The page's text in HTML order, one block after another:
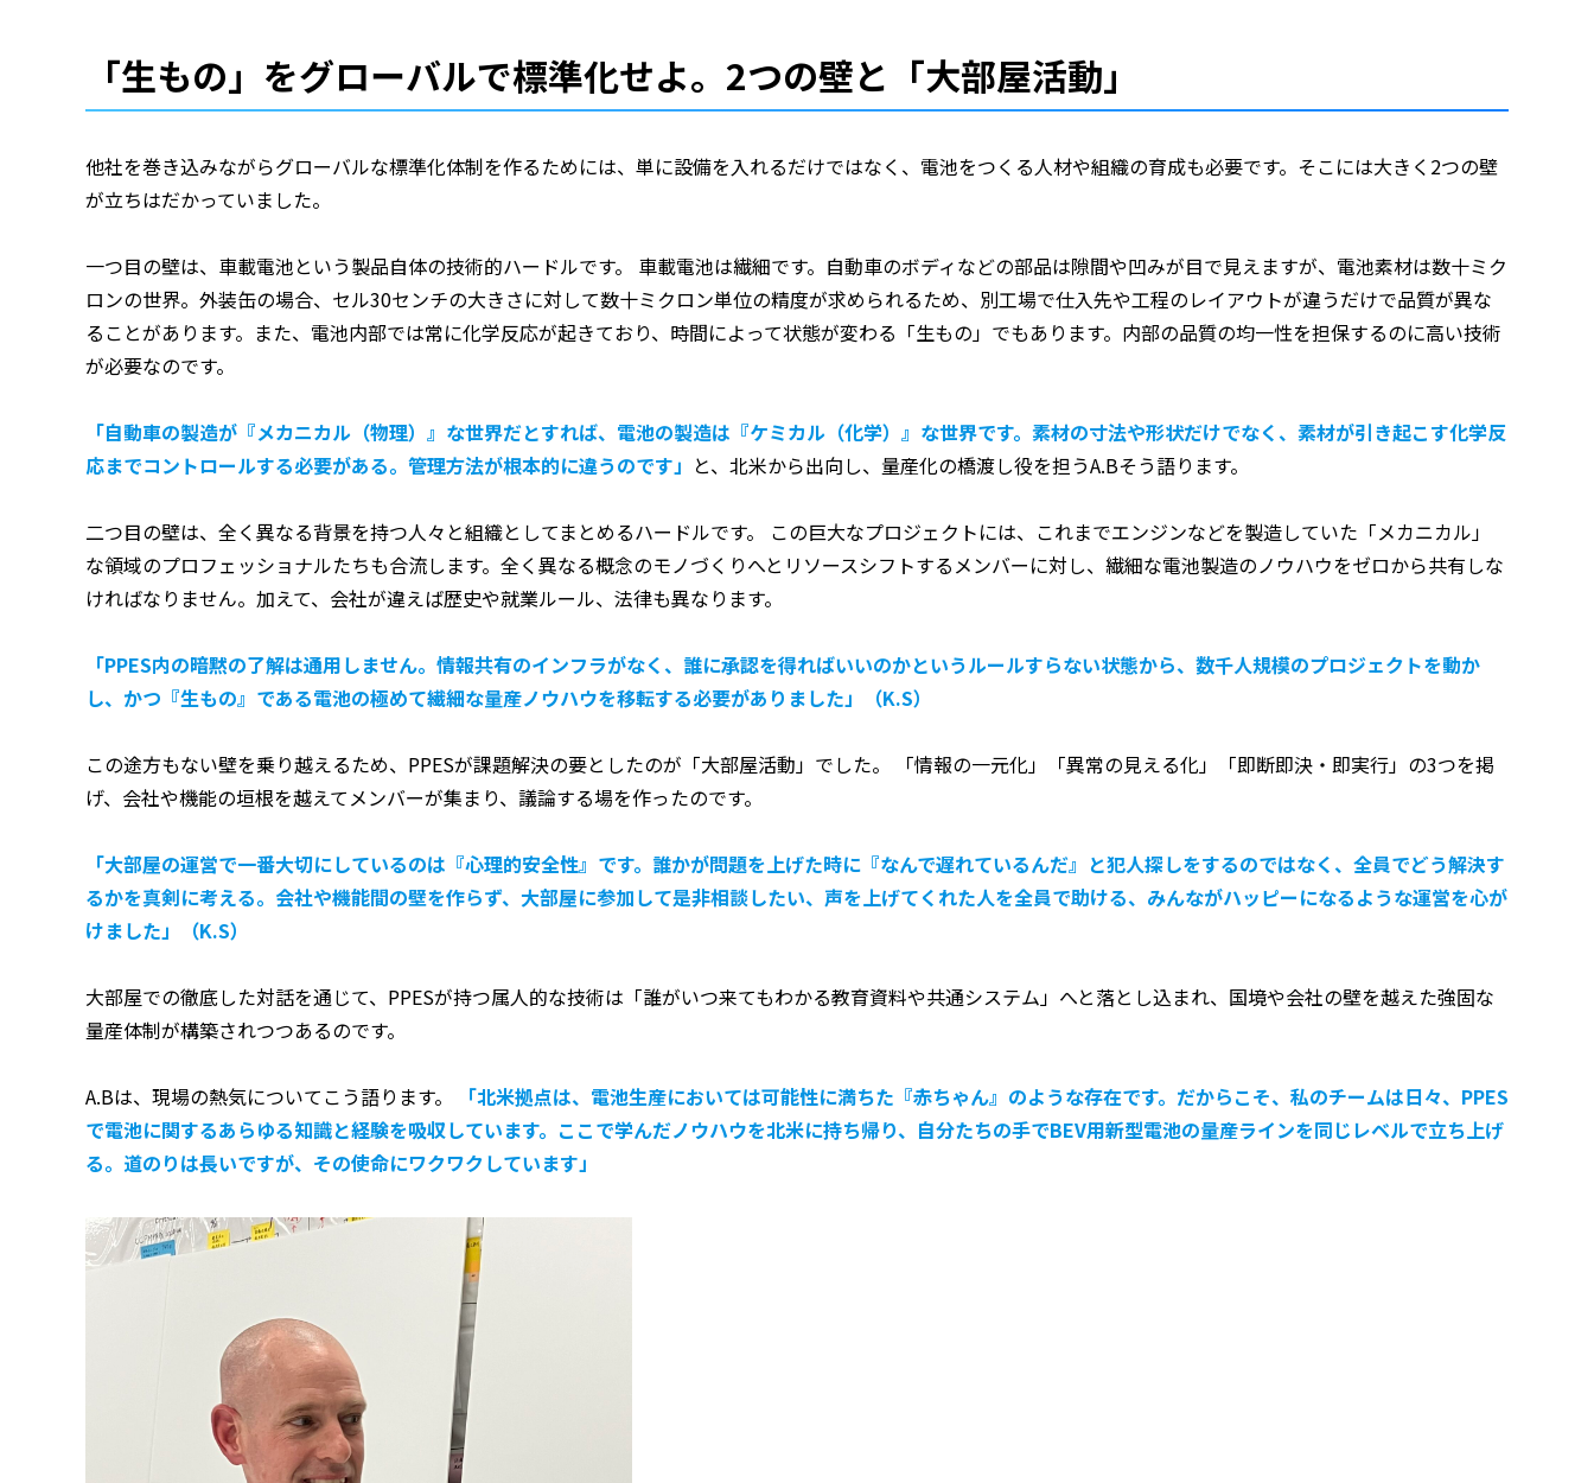
「生もの」をグローバルで標準化せよ。2つの壁と「大部屋活動」
他社を巻き込みながらグローバルな標準化体制を作るためには、単に設備を入れるだけではなく、電池をつくる人材や組織の育成も必要です。そこには大きく2つの壁
が立ちはだかっていました。
一つ目の壁は、車載電池という製品自体の技術的ハードルです。 車載電池は繊細です。自動車のボディなどの部品は隙間や凹みが目で見えますが、電池素材は数十ミク
ロンの世界。外装缶の場合、セル30センチの大きさに対して数十ミクロン単位の精度が求められるため、別工場で仕入先や工程のレイアウトが違うだけで品質が異な
ることがあります。また、電池内部では常に化学反応が起きており、時間によって状態が変わる「生もの」でもあります。内部の品質の均一性を担保するのに高い技術
が必要なのです。
「自動車の製造が『メカニカル（物理）』な世界だとすれば、電池の製造は『ケミカル（化学）』な世界です。素材の寸法や形状だけでなく、素材が引き起こす化学反
応までコントロールする必要がある。管理方法が根本的に違うのです」 と、北米から出向し、量産化の橋渡し役を担うA.Bそう語ります。
二つ目の壁は、全く異なる背景を持つ人々と組織としてまとめるハードルです。 この巨大なプロジェクトには、これまでエンジンなどを製造していた「メカニカル」
な領域のプロフェッショナルたちも合流します。全く異なる概念のモノづくりへとリソースシフトするメンバーに対し、繊細な電池製造のノウハウをゼロから共有しな
ければなりません。加えて、会社が違えば歴史や就業ルール、法律も異なります。
「PPES内の暗黙の了解は通用しません。情報共有のインフラがなく、誰に承認を得ればいいのかというルールすらない状態から、数千人規模のプロジェクトを動か
し、かつ『生もの』である電池の極めて繊細な量産ノウハウを移転する必要がありました」（K.S）
この途方もない壁を乗り越えるため、PPESが課題解決の要としたのが「大部屋活動」でした。 「情報の一元化」「異常の見える化」「即断即決・即実行」の3つを掲
げ、会社や機能の垣根を越えてメンバーが集まり、議論する場を作ったのです。
「大部屋の運営で一番大切にしているのは『心理的安全性』です。誰かが問題を上げた時に『なんで遅れているんだ』と犯人探しをするのではなく、全員でどう解決す
るかを真剣に考える。会社や機能間の壁を作らず、大部屋に参加して是非相談したい、声を上げてくれた人を全員で助ける、みんながハッピーになるような運営を心が
けました」（K.S）
大部屋での徹底した対話を通じて、PPESが持つ属人的な技術は「誰がいつ来てもわかる教育資料や共通システム」へと落とし込まれ、国境や会社の壁を越えた強固な
量産体制が構築されつつあるのです。
A.Bは、現場の熱気についてこう語ります。
「北米拠点は、電池生産においては可能性に満ちた『赤ちゃん』のような存在です。だからこそ、私のチームは日々、PPES
で電池に関するあらゆる知識と経験を吸収しています。ここで学んだノウハウを北米に持ち帰り、自分たちの手でBEV用新型電池の量産ラインを同じレベルで立ち上げ
る。道のりは長いですが、その使命にワクワクしています」